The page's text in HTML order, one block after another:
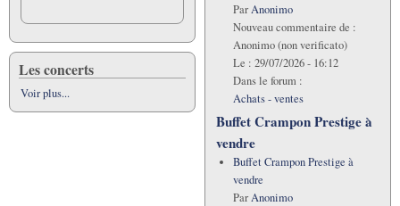
Les concerts
Voir plus...
ParAnonimo
Nouveau commentaire de :
Anonimo (non verificato)
Le : 29/07/2026 - 16:12
Dans le forum :
Achats - ventes
Buffet Crampon Prestige à
vendre
Buffet Crampon Prestige à
vendre
ParAnonimo